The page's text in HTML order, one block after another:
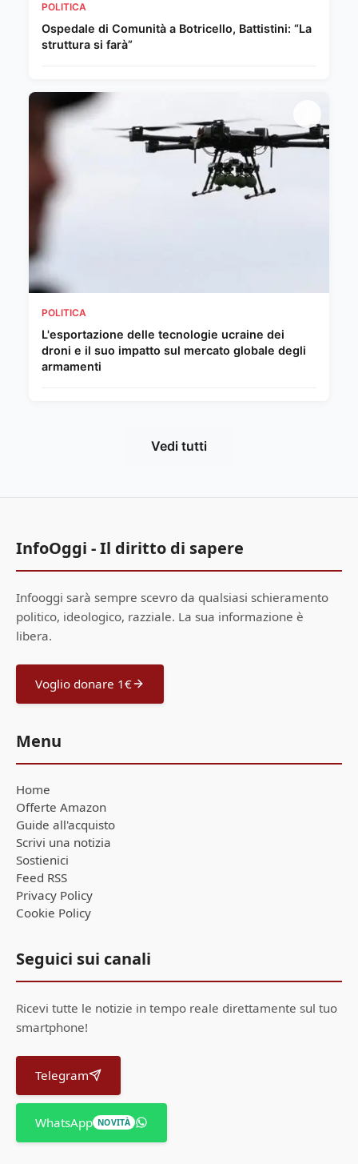
POLITICA
Ospedale di Comunità a Botricello, Battistini: “La
struttura si farà”
POLITICA
L'esportazione delle tecnologie ucraine dei
droni e il suo impatto sul mercato globale degli
armamenti
Vedi tutti
InfoOggi - Il diritto di sapere
Infooggi sarà sempre scevro da qualsiasi schieramento
politico, ideologico, razziale. La sua informazione è
libera.
Voglio donare 1€
Menu
Home
Offerte Amazon
Guide all'acquisto
Scrivi una notizia
Sostienici
Feed RSS
Privacy Policy
Cookie Policy
Seguici sui canali
Ricevi tutte le notizie in tempo reale direttamente sul tuo
smartphone!
Telegram
WhatsApp NOVITÀ